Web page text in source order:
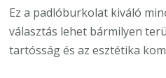
Ez a padlóburkolat kiváló
választás lehet bármilyen
tartósság és az esztétika